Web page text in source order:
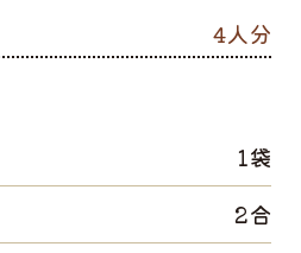
4人分
1袋
2合